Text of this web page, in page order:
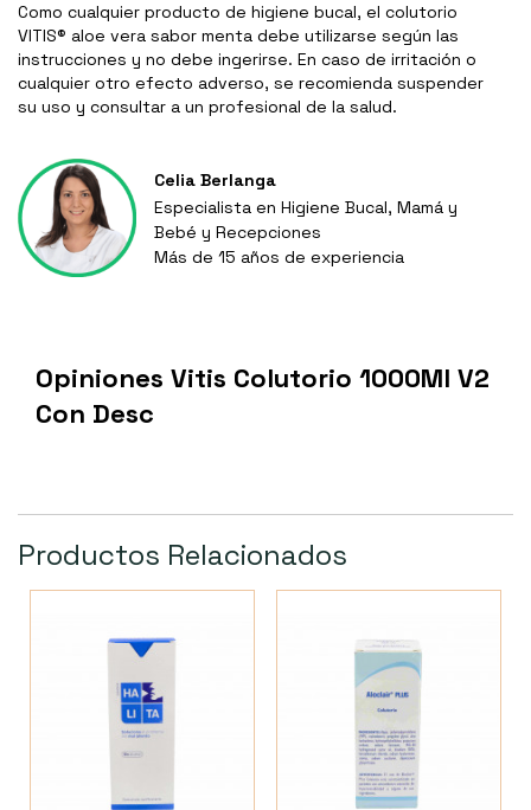
Como cualquier producto de higiene bucal, el colutorio
VITIS® aloe vera sabor menta debe utilizarse según las
instrucciones y no debe ingerirse. En caso de irritación o
cualquier otro efecto adverso, se recomienda suspender
su uso y consultar a un profesional de la salud.
Celia Berlanga
Especialista en Higiene Bucal, Mamá y
Bebé y Recepciones
Más de 15 años de experiencia
Opiniones Vitis Colutorio 1000Ml V2
Con Desc
Productos Relacionados